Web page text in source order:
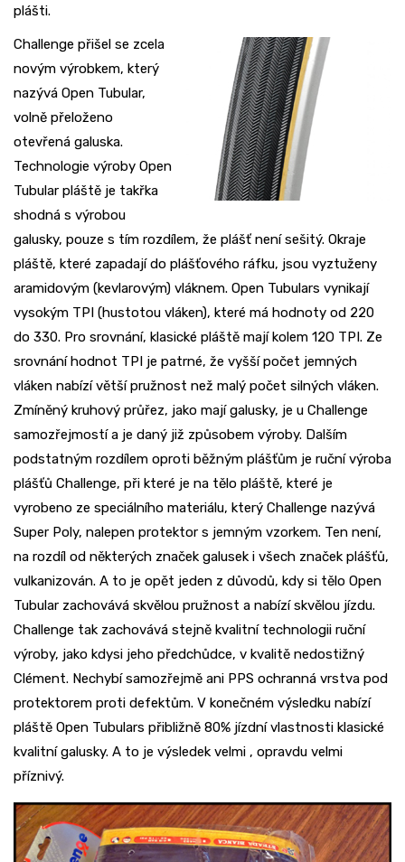
plášti.
Challenge přišel se zcela
novým výrobkem, který
nazývá Open Tubular,
volně přeloženo
otevřená galuska.
Technologie výroby Open
Tubular pláště je takřka
shodná s výrobou
galusky, pouze s tím rozdílem, že plášť není sešitý. Okraje
pláště, které zapadají do plášťového ráfku, jsou vyztuženy
aramidovým (kevlarovým) vláknem. Open Tubulars vynikají
vysokým TPI (hustotou vláken), které má hodnoty od 220
do 330. Pro srovnání, klasické pláště mají kolem 12O TPI. Ze
srovnání hodnot TPI je patrné, že vyšší počet jemných
vláken nabízí větší pružnost než malý počet silných vláken.
Zmíněný kruhový průřez, jako mají galusky, je u Challenge
samozřejmostí a je daný již způsobem výroby. Dalším
podstatným rozdílem oproti běžným plášťům je ruční výroba
plášťů Challenge, při které je na tělo pláště, které je
vyrobeno ze speciálního materiálu, který Challenge nazývá
Super Poly, nalepen protektor s jemným vzorkem. Ten není,
na rozdíl od některých značek galusek i všech značek plášťů,
vulkanizován. A to je opět jeden z důvodů, kdy si tělo Open
Tubular zachovává skvělou pružnost a nabízí skvělou jízdu.
Challenge tak zachovává stejně kvalitní technologii ruční
výroby, jako kdysi jeho předchůdce, v kvalitě nedostižný
Clément. Nechybí samozřejmě ani PPS ochranná vrstva pod
protektorem proti defektům. V konečném výsledku nabízí
pláště Open Tubulars přibližně 80% jízdní vlastnosti klasické
kvalitní galusky. A to je výsledek velmi , opravdu velmi
příznivý.